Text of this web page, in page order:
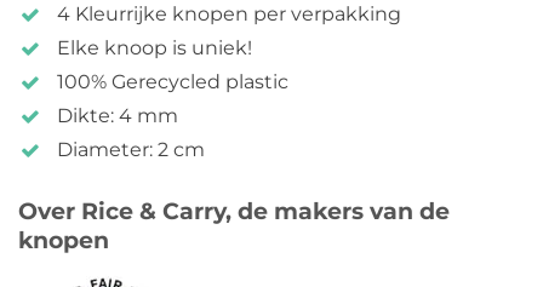
4 Kleurrijke knopen per verpakking
Elke knoop is uniek!
100% Gerecycled plastic
Dikte: 4 mm
Diameter: 2 cm
Over Rice & Carry, de makers van de
knopen